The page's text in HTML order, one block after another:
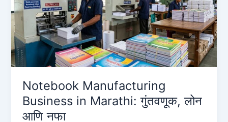
|
Annasaheb
Patil
Loan
Bank
List
&
Process
Notebook Manufacturing
Business in Marathi: गुंतवणूक, लोन
आणि नफा